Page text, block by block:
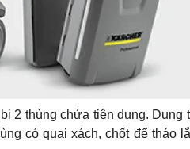
2 thùng chứa tiện dụng. Dung
có quai xách, chốt để tháo